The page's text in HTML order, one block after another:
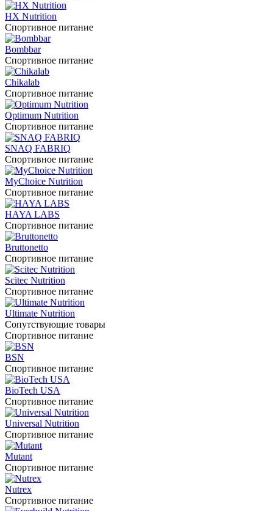
HX Nutrition
Спортивное питание
Bombbar
Спортивное питание
Chikalab
Спортивное питание
Optimum Nutrition
Спортивное питание
SNAQ FABRIQ
Спортивное питание
MyChoice Nutrition
Спортивное питание
HAYA LABS
Спортивное питание
Bruttonetto
Спортивное питание
Scitec Nutrition
Спортивное питание
Ultimate Nutrition
Сопутствующие товары
Спортивное питание
BSN
Спортивное питание
BioTech USA
Спортивное питание
Universal Nutrition
Спортивное питание
Mutant
Спортивное питание
Nutrex
Спортивное питание